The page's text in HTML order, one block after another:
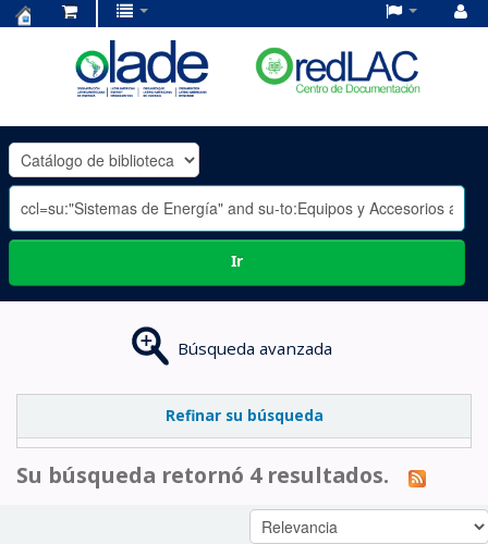
OLADE
-
Ir
Búsqueda avanzada
Refinar su búsqueda
Su búsqueda retornó 4 resultados.